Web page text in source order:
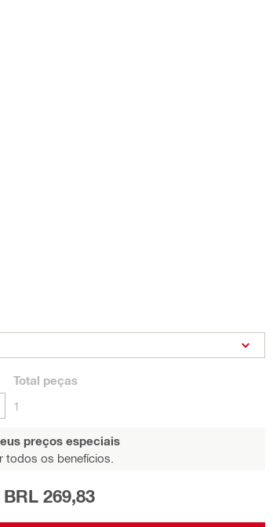
Total peças
1
preços especiais
todos os benefícios.
269,83